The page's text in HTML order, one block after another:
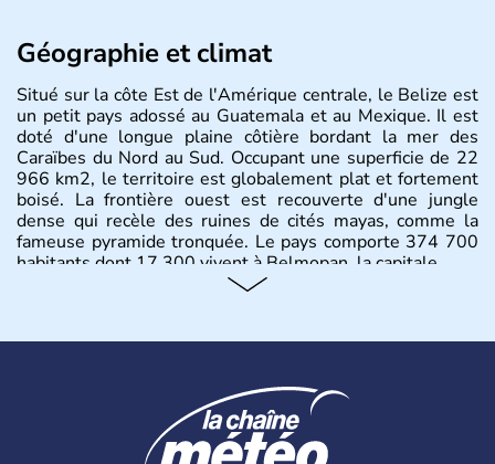
Géographie et climat
Situé sur la côte Est de l'Amérique centrale, le Belize est
un petit pays adossé au Guatemala et au Mexique. Il est
doté d'une longue plaine côtière bordant la mer des
Caraïbes du Nord au Sud. Occupant une superficie de 22
966 km2, le territoire est globalement plat et fortement
boisé. La frontière ouest est recouverte d'une jungle
dense qui recèle des ruines de cités mayas, comme la
fameuse pyramide tronquée. Le pays comporte 374 700
habitants dont 17 300 vivent à Belmopan, la capitale.
Bélize est un pays d'Amérique centrale ayant pour
et fait désormais partie du Commonwealth. La langue
officielle y est donc l'anglais même si une grande majorité
de la population parle espagnol ainsi que kriol, créole